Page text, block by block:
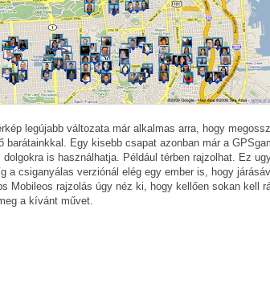
legújabb változata már alkalmas arra, hogy
barátainkkal. Egy kisebb csapat azonban már a
is használhatja. Például térben rajzolhat. Ez
a csiganyálas verziónál elég egy ember is, hogy
Mobileos rajzolás úgy néz ki, hogy kellően sokan kell
a kívánt művet.